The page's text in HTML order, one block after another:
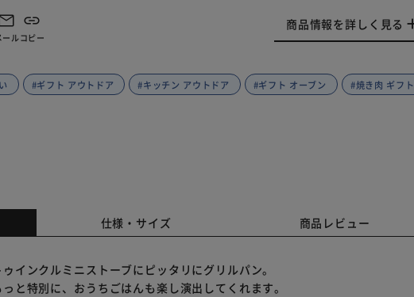
ールコピー
商品情報を詳しく見る
#ギフト アウトドア #キッチン アウトドア #ギフト オーブン #焼き肉 ギフト
仕様・サイズ 商品レビュー
インクルミニストーブにピッタリにグリルパン。
と特別に、おうちごはんも楽し演出してくれます。